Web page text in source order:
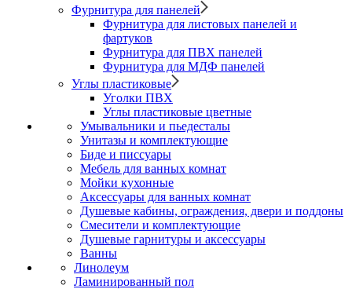
Фурнитура для панелей
Фурнитура для листовых панелей и
фартуков
Фурнитура для ПВХ панелей
Фурнитура для МДФ панелей
Углы пластиковые
Уголки ПВХ
Углы пластиковые цветные
Умывальники и пьедесталы
Унитазы и комплектующие
Биде и писсуары
Мебель для ванных комнат
Мойки кухонные
Аксессуары для ванных комнат
Душевые кабины, ограждения, двери и поддоны
Смесители и комплектующие
Душевые гарнитуры и аксессуары
Ванны
Линолеум
Ламинированный пол